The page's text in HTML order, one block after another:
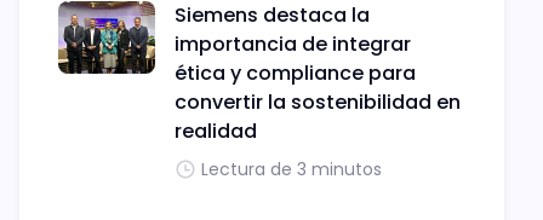
Siemens destaca la
importancia de integrar
ética y compliance para
convertir la sostenibilidad en
realidad
Lectura de 3 minutos